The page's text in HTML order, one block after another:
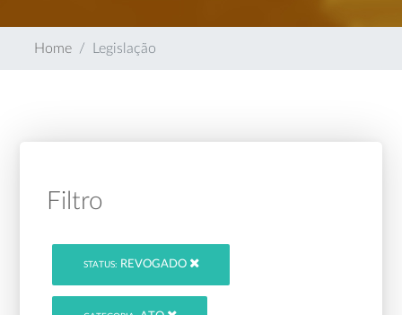
Home Legislação
Filtro
STATUS: REVOGADO